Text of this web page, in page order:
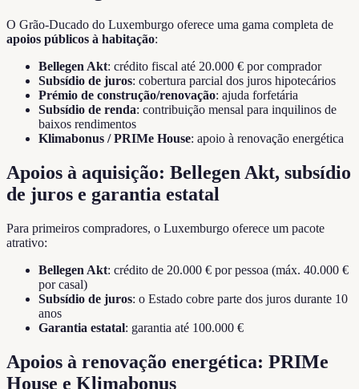
O Grão-Ducado do Luxemburgo oferece uma gama completa de
apoios públicos à habitação:
Bellegen Akt: crédito fiscal até 20.000 € por comprador
Subsídio de juros: cobertura parcial dos juros hipotecários
Prémio de construção/renovação: ajuda forfetária
Subsídio de renda: contribuição mensal para inquilinos de
baixos rendimentos
Klimabonus / PRIMe House: apoio à renovação energética
Apoios à aquisição: Bellegen Akt, subsídio
de juros e garantia estatal
Para primeiros compradores, o Luxemburgo oferece um pacote
atrativo:
Bellegen Akt: crédito de 20.000 € por pessoa (máx. 40.000 €
por casal)
Subsídio de juros: o Estado cobre parte dos juros durante 10
anos
Garantia estatal: garantia até 100.000 €
Apoios à renovação energética: PRIMe
House e Klimabonus